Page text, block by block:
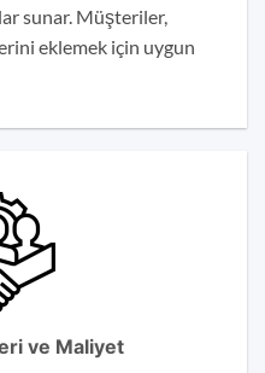
sunar. Müşteriler,
eklemek için uygun
ve Maliyet